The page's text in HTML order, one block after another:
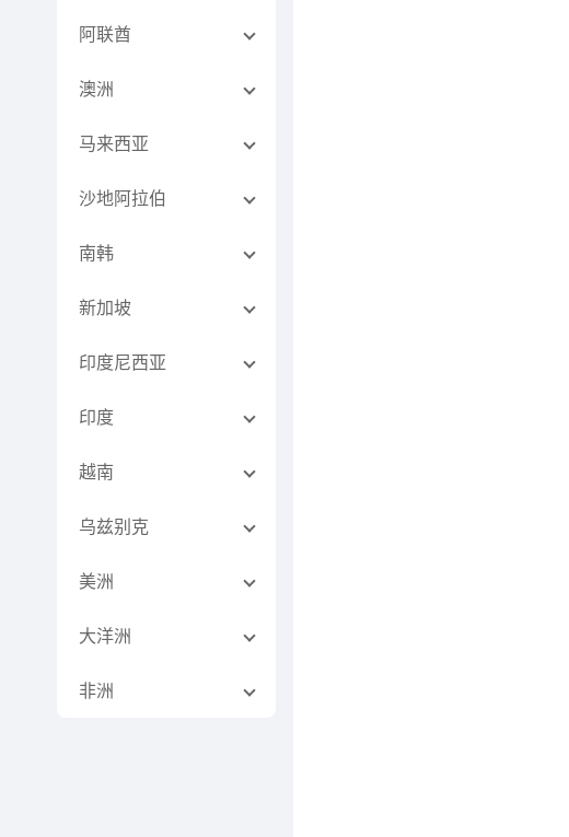
阿联酋
澳洲
马来西亚
沙地阿拉伯
南韩
新加坡
印度尼西亚
印度
越南
乌兹别克
美洲
大洋洲
非洲